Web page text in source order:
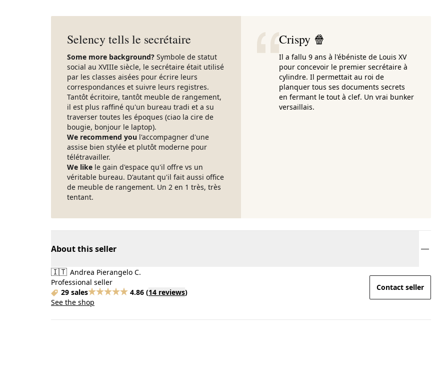
Selency tells le secrétaire
Some more background? Symbole de statut
social au XVIIIe siècle, le secrétaire était utilisé
par les classes aisées pour écrire leurs
correspondances et suivre leurs registres.
Tantôt écritoire, tantôt meuble de rangement,
il est plus raffiné qu'un bureau tradi et a su
traverser toutes les époques (ciao la cire de
bougie, bonjour le laptop).
We recommend you l'accompagner d'une
assise bien stylée et plutôt moderne pour
télétravailler.
We like le gain d'espace qu'il offre vs un
véritable bureau. D'autant qu'il fait aussi office
de meuble de rangement. Un 2 en 1 très, très
tentant.
Crispy 🍿
Il a fallu 9 ans à l'ébéniste de Louis XV
pour concevoir le premier secrétaire à
cylindre. Il permettait au roi de
planquer tous ses documents secrets
en fermant le tout à clef. Un vrai bunker
versaillais.
About this seller
🇮🇹 Andrea Pierangelo C.
Professional seller
29 sales
4.86 (14 reviews)
See the shop
Contact seller